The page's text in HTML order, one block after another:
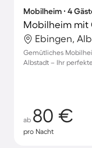
Mobilheim ∙ 4
Mobilheim mit
Ebingen,
Gemütliches
Albstadt – Ihr
ab 80 €
pro Nacht